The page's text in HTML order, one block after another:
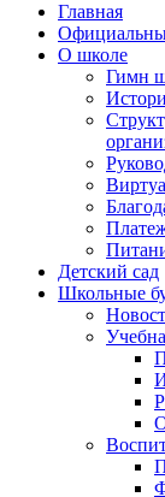
Главная
О школе
Гимн
Детский сад
Школьные